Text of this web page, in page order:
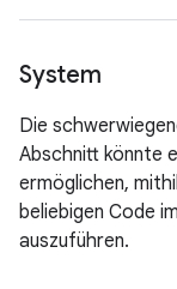
System
Die
Abschnitt könnte
ermöglichen,
beliebigen Code
auszuführen.